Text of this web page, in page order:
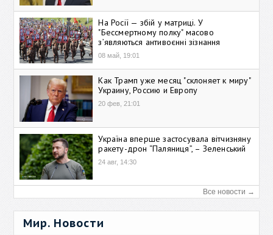
На Росії — збій у матриці. У
"Бессмертному полку" масово
зʼявляються антивоєнні зізнання
08 май, 19:01
Как Трамп уже месяц "склоняет к миру"
Украину, Россию и Европу
20 фев, 21:01
Україна вперше застосувала вітчизняну
ракету-дрон “Паляниця”, – Зеленський
24 авг, 14:30
Все новости →
Мир. Новости